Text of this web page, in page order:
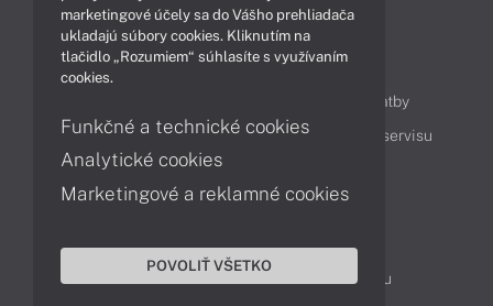
Obsah
Možnosti doručenia a platby
Podpora a servis
Servisné služby Cenník servisu
Kontakty
043 4224 771
Obchodné oddelenie
Reklamácia tovaru
marketingové účely sa do Vášho prehliadača
ukladajú súbory cookies. Kliknutím na
tlačidlo „Rozumiem“ súhlasíte s využívaním
cookies.
Funkčné a technické cookies
Analytické cookies
Marketingové a reklamné cookies
POVOLIŤ VŠETKO